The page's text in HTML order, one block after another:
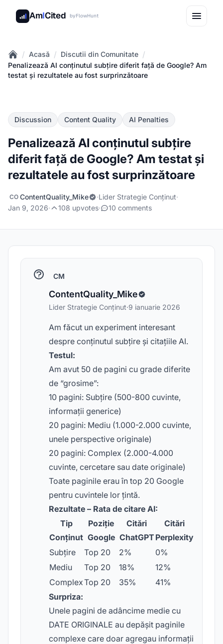
AmICited byFlowHunt
Home
/ Acasă / Discutii din Comunitate /
Penalizează AI conținutul subțire diferit față de Google? Am
testat și rezultatele au fost surprinzătoare
Discussion Content Quality AI Penalties
Penalizează AI conținutul subțire
diferit față de Google? Am testat și
rezultatele au fost surprinzătoare
CO ContentQuality_Mike ·Lider Strategie Conținut·
Jan 9, 2026· 108 upvotes· 10 comments
CM
ContentQuality_Mike
Lider Strategie Conținut·9 ianuarie 2026
Am făcut un experiment interesant
despre conținutul subțire și citațiile AI.
Testul:
Am avut 50 de pagini cu grade diferite
de “grosime”:
10 pagini: Subțire (500-800 cuvinte,
informații generice)
20 pagini: Mediu (1.000-2.000 cuvinte,
unele perspective originale)
20 pagini: Complex (2.000-4.000
cuvinte, cercetare sau date originale)
Toate paginile erau în top 20 Google
pentru cuvintele lor țintă.
Rezultate – Rata de citare AI:
Tip
Conținut
Poziție
Google
Citări
ChatGPT
Citări
Perplexity
Subțire
Top 20 2%
0%
Mediu
Top 20 18%
12%
ComplexTop 20 35%
41%
Surpriza:
Unele pagini de adâncime medie cu
DATE ORIGINALE au depășit paginile
complexe care doar agregau informații